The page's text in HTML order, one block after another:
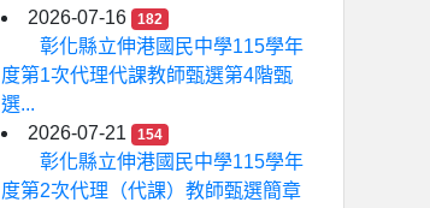
2026-07-16
182
彰化縣立伸港國民中學115學年
度第1次代理代課教師甄選第4階甄
選...
2026-07-21
154
彰化縣立伸港國民中學115學年
度第2次代理（代課）教師甄選簡章